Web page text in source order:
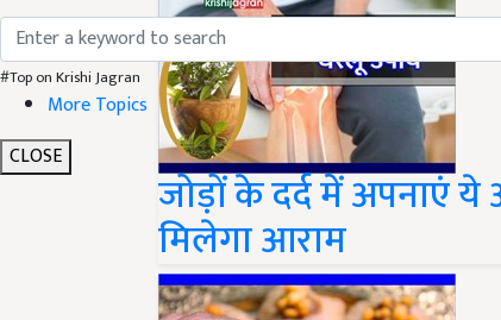
#Top on Krishi Jagran
More Topics
CLOSE
जोड़ों के दर्द में अपनाएं
मिलेगा आराम